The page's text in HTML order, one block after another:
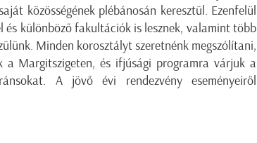
közösségének plébánosán keresztül. Ezenfelül
különböző fakultációk is lesznek, valamint több
Minden korosztályt szeretnénk megszólítani,
a Margitszigeten, és ifjúsági programra várjuk a
A jövő évi rendezvény eseményeiről